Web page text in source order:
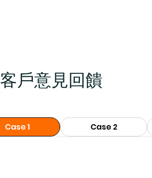
客戶意見回饋
Case 1 Case 2